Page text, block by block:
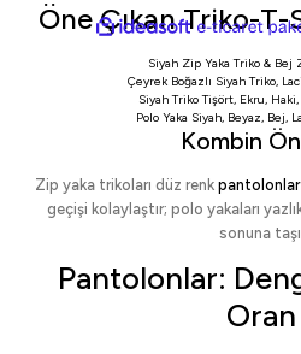
Öne Çıkan Triko-
Siyah Zip Yaka Triko & Bej
Çeyrek Boğazlı Siyah Triko,
Siyah Triko Tişört, Ekru, Haki,
Polo Yaka Siyah, Beyaz, Bej,
Kombin
Zip yaka trikoları düz renk pantolonlar
geçişi kolaylaştır; polo yakaları
sonuna
Pantolonlar:
Oran
ideasoft